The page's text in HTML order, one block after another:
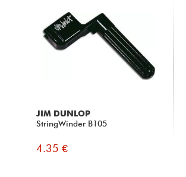
JIM DUNLOP
StringWinder B105
4.35 €